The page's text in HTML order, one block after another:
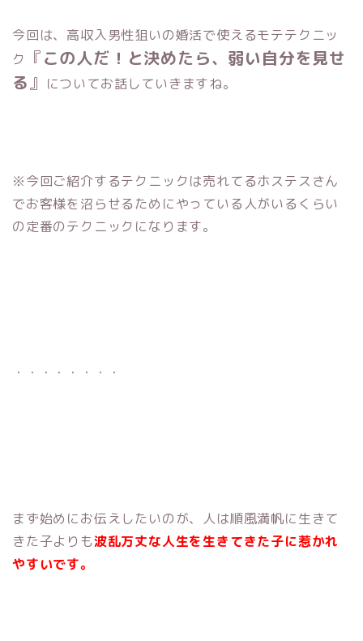
今回は、高収入男性狙いの婚活で使えるモテテクニッ
ク
『この人だ！と決めたら、弱い自分を見せ
る』 についてお話していきますね。
※今回ご紹介するテクニックは売れてるホステスさん
でお客様を沼らせるためにやっている人がいるくらい
の定番のテクニックになります。
・・・・・・・・
まず始めにお伝えしたいのが、人は順風満帆に生きて
きた子よりも波乱万丈な人生を生きてきた子に惹かれ
やすいです。